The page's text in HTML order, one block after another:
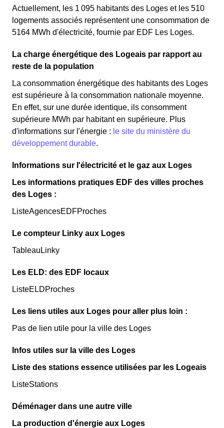
Actuellement, les 1 095 habitants des Loges et les 510
logements associés représentent une consommation de
5164 MWh d'électricité, fournie par EDF Les Loges.
La charge énergétique des Logeais par rapport au
reste de la population
La consommation énergétique des habitants des Loges
est supérieure à la consommation nationale moyenne.
En effet, sur une durée identique, ils consomment
supérieure MWh par habitant en supérieure. Plus
d'informations sur l'énergie : le site du ministère du
développement durable.
Informations sur l'électricité et le gaz aux Loges
Les informations pratiques EDF des villes proches
des Loges :
ListeAgencesEDFProches
Le compteur Linky aux Loges
TableauLinky
Les ELD: des EDF locaux
ListeELDProches
Les liens utiles aux Loges pour aller plus loin :
Pas de lien utile pour la ville des Loges
Infos utiles sur la ville des Loges
Liste des stations essence utilisées par les Logeais
ListeStations
Déménager dans une autre ville
La production d'énergie aux Loges